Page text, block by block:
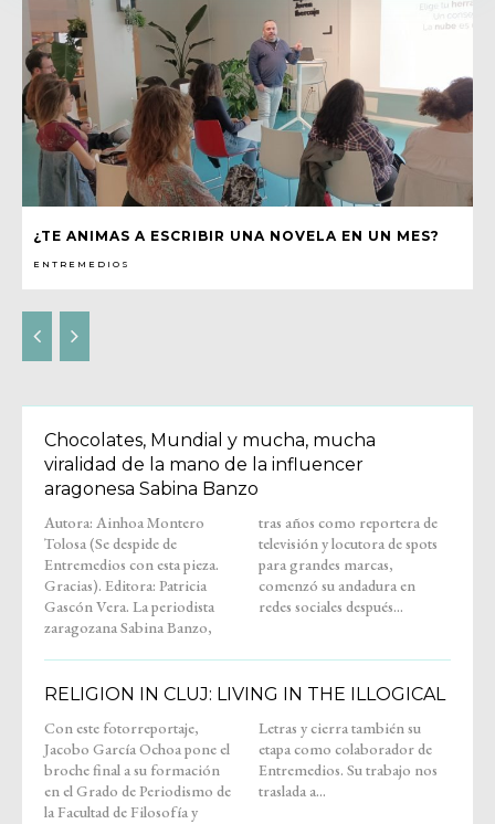
¿TE ANIMAS A ESCRIBIR UNA NOVELA EN UN MES?
ENTREMEDIOS
Chocolates, Mundial y mucha, mucha
viralidad de la mano de la influencer
aragonesa Sabina Banzo
Autora: Ainhoa Montero
Tolosa (Se despide de
Entremedios con esta pieza.
Gracias). Editora: Patricia
Gascón Vera. La periodista
zaragozana Sabina Banzo,
tras años como reportera de
televisión y locutora de spots
para grandes marcas,
comenzó su andadura en
redes sociales después...
RELIGION IN CLUJ: LIVING IN THE ILLOGICAL
Con este fotorreportaje,
Jacobo García Ochoa pone el
broche final a su formación
en el Grado de Periodismo de
la Facultad de Filosofía y
Letras y cierra también su
etapa como colaborador de
Entremedios. Su trabajo nos
traslada a...